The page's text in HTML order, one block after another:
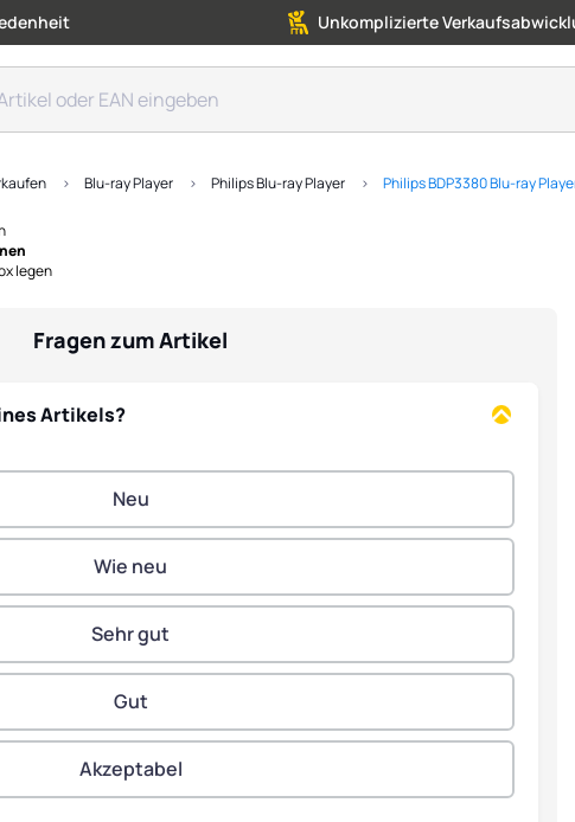
Unkomplizierte
Blu-ray Player Philips Blu-ray Player Philips BDP3380 Blu-ray
legen
Fragen zum Artikel
Artikels?